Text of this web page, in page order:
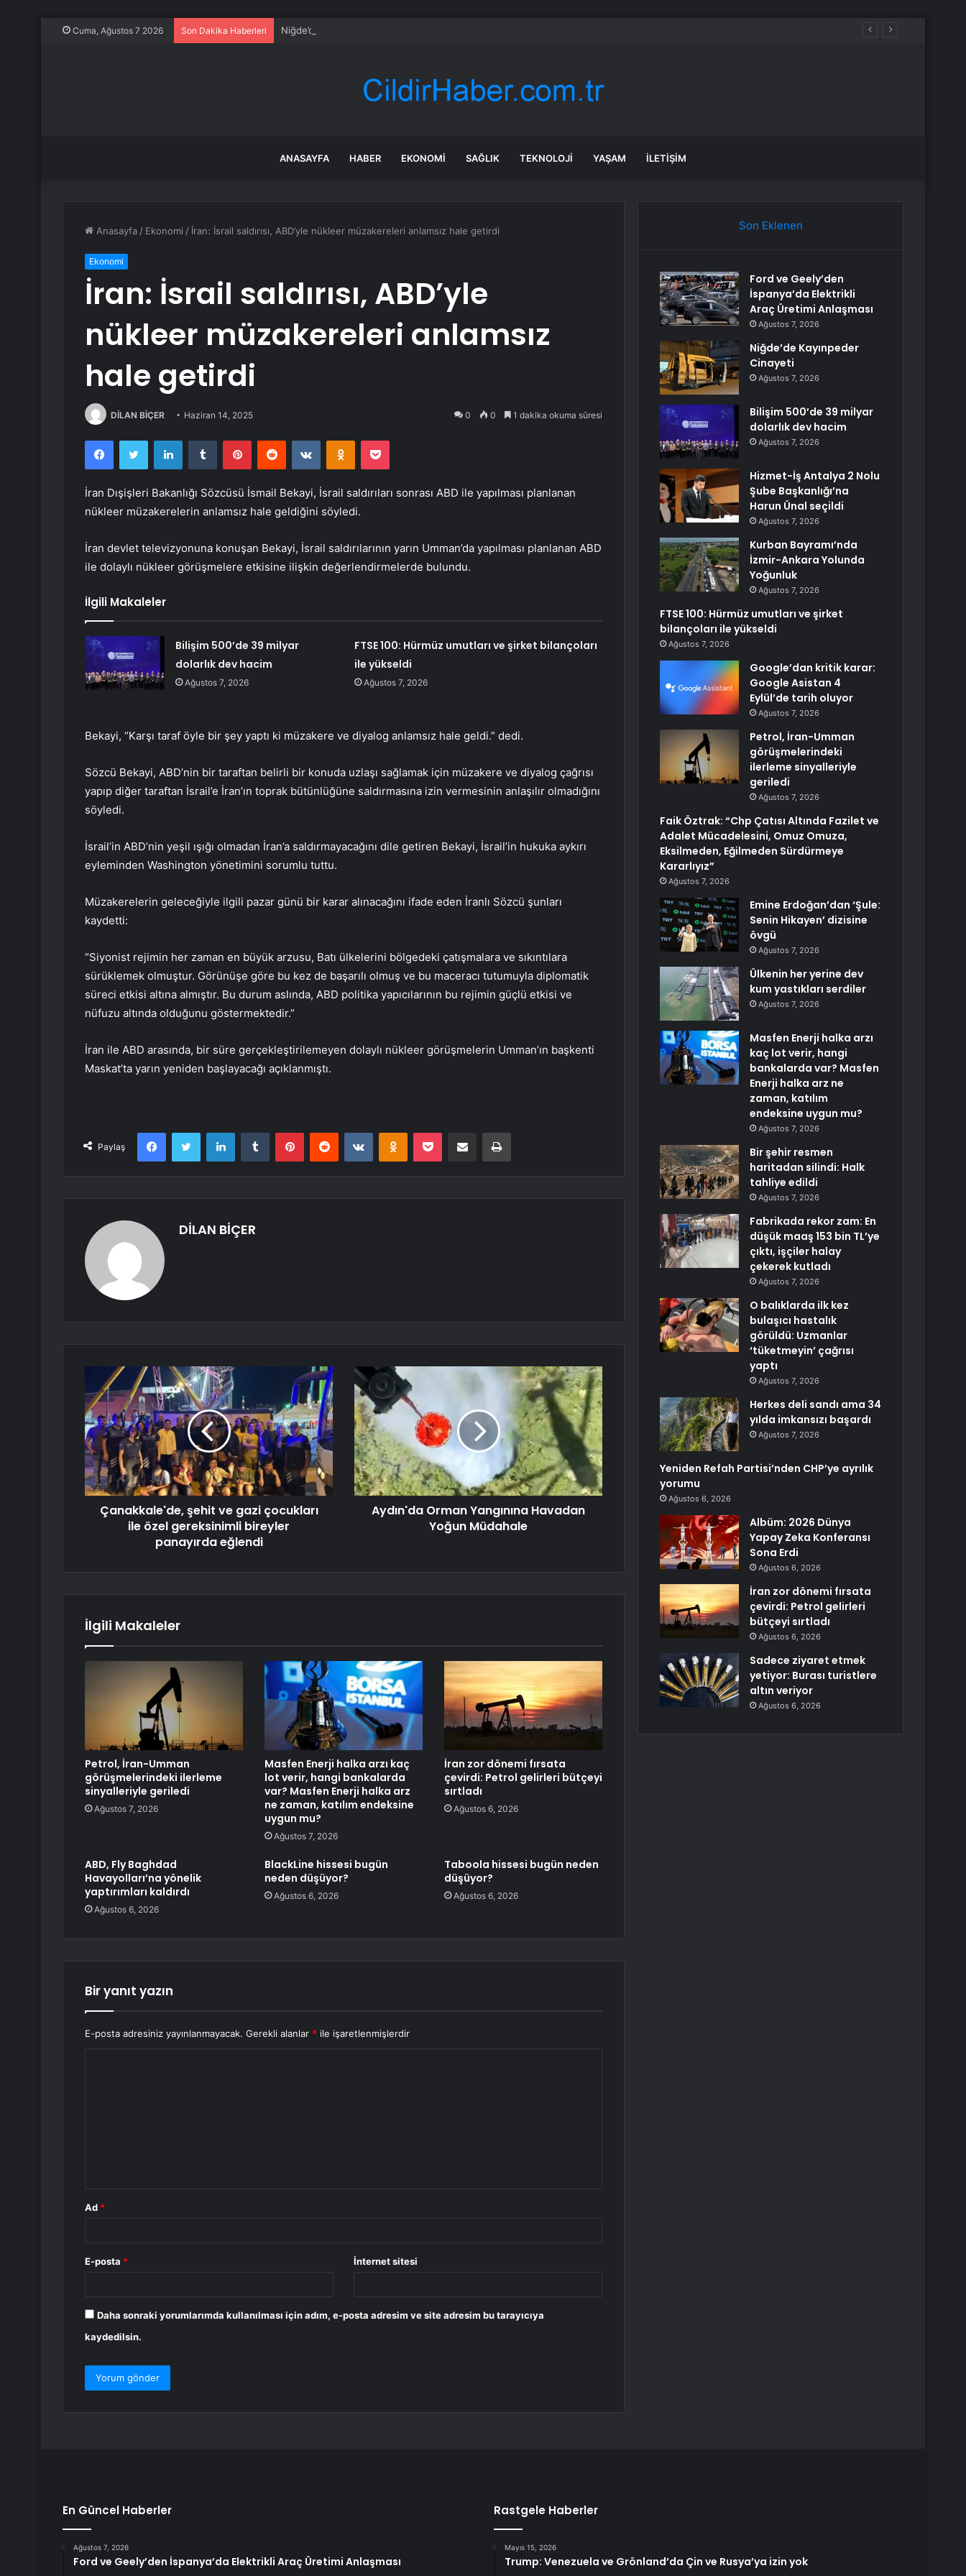
Cuma, Ağustos 7 2026 Son Dakika Haberleri Niğde’de Kayınpeder Cinayeti
ANASAYFA HABER EKONOMI SAĞLIK TEKNOLOJI YAŞAM İLETIŞIM
Anasayfa / Ekonomi / İran: İsrail saldırısı, ABD’yle nükleer müzakereleri anlamsız hale getirdi
Ekonomi
İran: İsrail saldırısı, ABD’yle
nükleer müzakereleri anlamsız
hale getirdi
DİLAN BİÇER Haziran 14, 2025 0 0 1 dakika okuma süresi
FacebookTwitter LinkedInTumblr PinterestReddit VKontakteOdnoklassniki
Pocket
İran Dışişleri Bakanlığı Sözcüsü İsmail Bekayi, İsrail saldırıları sonrası ABD ile yapılması planlanan
nükleer müzakerelerin anlamsız hale geldiğini söyledi.
İran devlet televizyonuna konuşan Bekayi, İsrail saldırılarının yarın Umman’da yapılması planlanan ABD
ile dolaylı nükleer görüşmelere etkisine ilişkin değerlendirmelerde bulundu.
İlgili Makaleler
Bilişim 500’de 39 milyar
dolarlık dev hacim
Ağustos 7, 2026
FTSE 100: Hürmüz umutları ve şirket bilançoları
ile yükseldi
Ağustos 7, 2026
Bekayi, “Karşı taraf öyle bir şey yaptı ki müzakere ve diyalog anlamsız hale geldi.” dedi.
Sözcü Bekayi, ABD’nin bir taraftan belirli bir konuda uzlaşı sağlamak için müzakere ve diyalog çağrısı
yapıp diğer taraftan İsrail’e İran’ın toprak bütünlüğüne saldırmasına izin vermesinin anlaşılır olmadığını
söyledi.
İsrail’in ABD’nin yeşil ışığı olmadan İran’a saldırmayacağını dile getiren Bekayi, İsrail’in hukuka aykırı
eyleminden Washington yönetimini sorumlu tuttu.
Müzakerelerin geleceğiyle ilgili pazar günü bir karar alınacağını ifade eden İranlı Sözcü şunları
kaydetti:
“Siyonist rejimin her zaman en büyük arzusu, Batı ülkelerini bölgedeki çatışmalara ve sıkıntılara
sürüklemek olmuştur. Görünüşe göre bu kez de başarılı olmuş ve bu maceracı tutumuyla diplomatik
süreci etkisi altına almıştır. Bu durum aslında, ABD politika yapıcılarının bu rejimin güçlü etkisi ve
nüfuzu altında olduğunu göstermektedir.”
İran ile ABD arasında, bir süre gerçekleştirilemeyen dolaylı nükleer görüşmelerin Umman’ın başkenti
Maskat’ta yarın yeniden başlayacağı açıklanmıştı.
Paylaş
FacebookTwitter LinkedInTumblr PinterestReddit VKontakteOdnoklassniki
Pocket E-Posta ile paylaş Yazdır
DİLAN BİÇER
Çanakkale'de, şehit ve gazi çocukları
ile özel gereksinimli bireyler
panayırda eğlendi
Aydın'da Orman Yangınına Havadan
Yoğun Müdahale
İlgili Makaleler
Petrol, İran-Umman
görüşmelerindeki ilerleme
sinyalleriyle geriledi
Ağustos 7, 2026
Masfen Enerji halka arzı kaç
lot verir, hangi bankalarda
var? Masfen Enerji halka arz
ne zaman, katılım endeksine
uygun mu?
Ağustos 7, 2026
İran zor dönemi fırsata
çevirdi: Petrol gelirleri bütçeyi
sırtladı
Ağustos 6, 2026
ABD, Fly Baghdad
Havayolları’na yönelik
yaptırımları kaldırdı
Ağustos 6, 2026
BlackLine hissesi bugün
neden düşüyor?
Ağustos 6, 2026
Taboola hissesi bugün neden
düşüyor?
Ağustos 6, 2026
Bir yanıt yazın
E-posta adresiniz yayınlanmayacak. Gerekli alanlar * ile işaretlenmişlerdir
Ad *
E-posta * İnternet sitesi
Daha sonraki yorumlarımda kullanılması için adım, e-posta adresim ve site adresim bu tarayıcıya
kaydedilsin.
Son Eklenen
Ford ve Geely’den
İspanya’da Elektrikli
Araç Üretimi Anlaşması
Ağustos 7, 2026
Niğde’de Kayınpeder
Cinayeti
Ağustos 7, 2026
Bilişim 500’de 39 milyar
dolarlık dev hacim
Ağustos 7, 2026
Hizmet-İş Antalya 2 Nolu
Şube Başkanlığı’na
Harun Ünal seçildi
Ağustos 7, 2026
Kurban Bayramı’nda
İzmir-Ankara Yolunda
Yoğunluk
Ağustos 7, 2026
FTSE 100: Hürmüz umutları ve şirket
bilançoları ile yükseldi
Ağustos 7, 2026
Google’dan kritik karar:
Google Asistan 4
Eylül’de tarih oluyor
Ağustos 7, 2026
Petrol, İran-Umman
görüşmelerindeki
ilerleme sinyalleriyle
geriledi
Ağustos 7, 2026
Faik Öztrak: “Chp Çatısı Altında Fazilet ve
Adalet Mücadelesini, Omuz Omuza,
Eksilmeden, Eğilmeden Sürdürmeye
Kararlıyız”
Ağustos 7, 2026
Emine Erdoğan’dan ‘Şule:
Senin Hikayen’ dizisine
övgü
Ağustos 7, 2026
Ülkenin her yerine dev
kum yastıkları serdiler
Ağustos 7, 2026
Masfen Enerji halka arzı
kaç lot verir, hangi
bankalarda var? Masfen
Enerji halka arz ne
zaman, katılım
endeksine uygun mu?
Ağustos 7, 2026
Bir şehir resmen
haritadan silindi: Halk
tahliye edildi
Ağustos 7, 2026
Fabrikada rekor zam: En
düşük maaş 153 bin TL’ye
çıktı, işçiler halay
çekerek kutladı
Ağustos 7, 2026
O balıklarda ilk kez
bulaşıcı hastalık
görüldü: Uzmanlar
‘tüketmeyin’ çağrısı
yaptı
Ağustos 7, 2026
Herkes deli sandı ama 34
yılda imkansızı başardı
Ağustos 7, 2026
Yeniden Refah Partisi’nden CHP’ye ayrılık
yorumu
Ağustos 6, 2026
Albüm: 2026 Dünya
Yapay Zeka Konferansı
Sona Erdi
Ağustos 6, 2026
İran zor dönemi fırsata
çevirdi: Petrol gelirleri
bütçeyi sırtladı
Ağustos 6, 2026
Sadece ziyaret etmek
yetiyor: Burası turistlere
altın veriyor
Ağustos 6, 2026
En Güncel Haberler
Ağustos 7, 2026
Ford ve Geely’den İspanya’da Elektrikli Araç Üretimi Anlaşması
Rastgele Haberler
Mayıs 15, 2026
Trump: Venezuela ve Grönland’da Çin ve Rusya’ya izin yok